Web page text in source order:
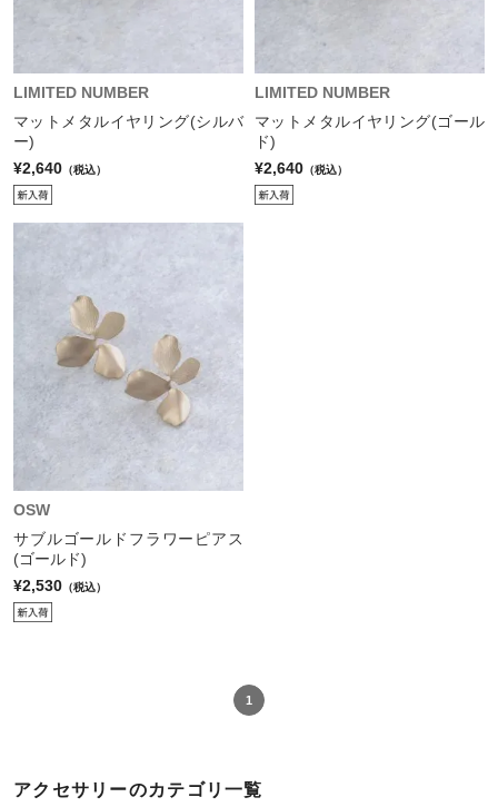
LIMITED NUMBER
マットメタルイヤリング(シルバ
ー)
¥2,640 （税込）
LIMITED NUMBER
マットメタルイヤリング(ゴール
ド)
¥2,640 （税込）
OSW
サブルゴールドフラワーピアス
(ゴールド)
¥2,530 （税込）
1
アクセサリーのカテゴリ一覧